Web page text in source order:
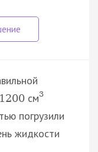
1200 см3
погрузили
жидкости